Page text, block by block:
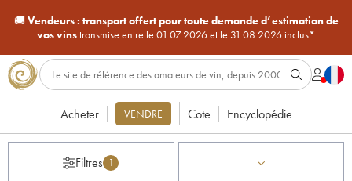
🚚Vendeurs : transport offert pour toute demande d’estimation de
vos vinstransmise entre le 01.07.2026 et le 31.08.2026 inclus*
Acheter VENDRE Cote Encyclopédie
Filtres 1